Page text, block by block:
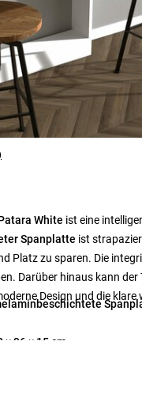
White ist eine
Spanplatte ist
Platz zu sparen. Die
Darüber hinaus kann der
Design und die
× 96 × 15 cm